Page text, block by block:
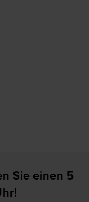
Sie einen 5